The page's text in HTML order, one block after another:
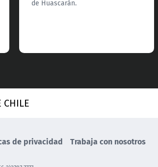
de Huascarán.
CHILE
de privacidad Trabaja con nosotros